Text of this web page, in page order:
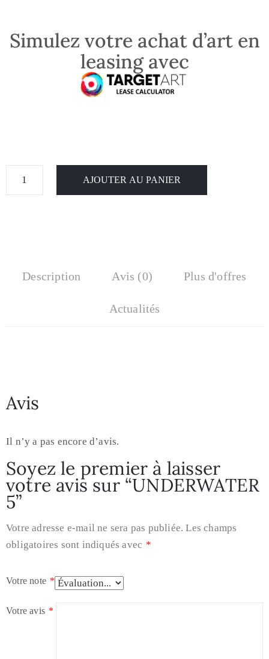
Simulez votre achat d’art en
leasing avec
AJOUTER AU PANIER
Description Avis (0) Plus d'offres
Actualités
Avis
Il n’y a pas encore d’avis.
Soyez le premier à laisser
votre avis sur “UNDERWATER
5”
Votre adresse e-mail ne sera pas publiée. Les champs
obligatoires sont indiqués avec *
Votre note *
Votre avis *